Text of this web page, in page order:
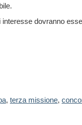
interesse dovranno
, terza missione,